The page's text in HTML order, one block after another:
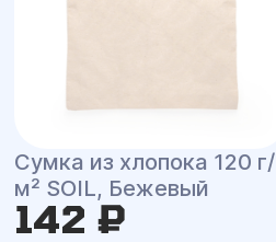
Сумка из хлопока 120 г/
м² SOIL, Бежевый
142 ₽